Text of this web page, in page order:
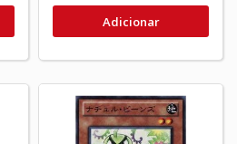
Adicionar